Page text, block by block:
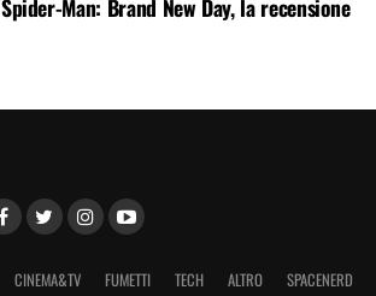
Spider-Man: Brand New Day, la recensione
CINEMA&TV FUMETTI TECH ALTRO SPACENERD